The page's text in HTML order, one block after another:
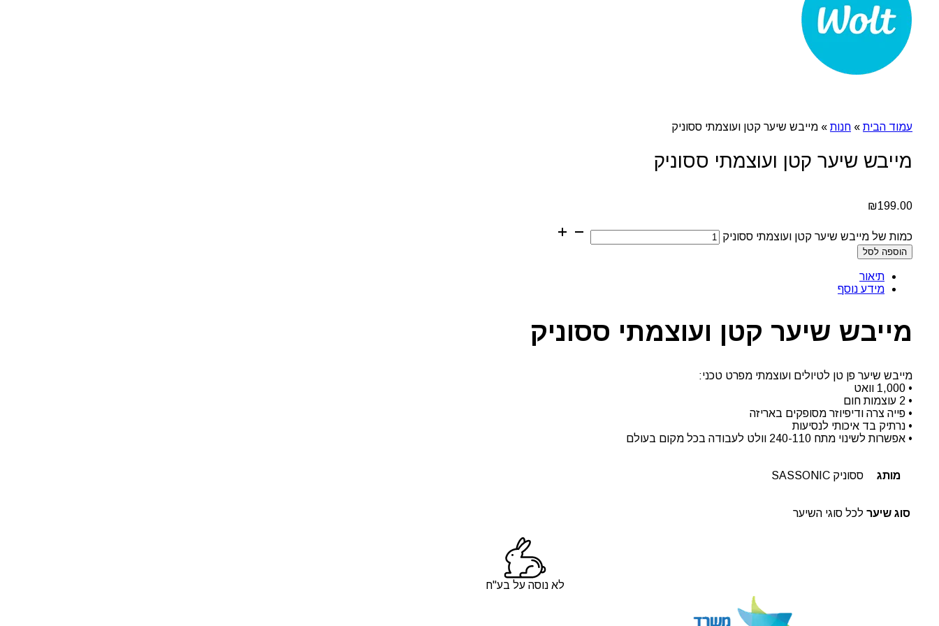
עמוד הבית » חנות » מייבש שיער קטן ועוצמתי ססוניק
מייבש שיער קטן ועוצמתי ססוניק
₪199.00
כמות של מייבש שיער קטן ועוצמתי ססוניק
הוספה לסל
תיאור
מידע נוסף
מייבש שיער קטן ועוצמתי ססוניק
מייבש שיער פן טן לטיולים ועוצמתי מפרט טכני:
• 1,000 וואט
• 2 עוצמות חום
• פייה צרה ודיפיוזר מסופקים באריזה
• נרתיק בד איכותי לנסיעות
• אפשרות לשינוי מתח 240-110 וולט לעבודה בכל מקום בעולם
מותג ססוניק SASSONIC
סוג שיער לכל סוגי השיער
לא נוסה על בע"ח